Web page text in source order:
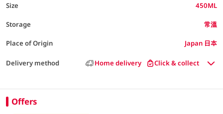
Size 450ML
Storage 常溫
Place of Origin Japan 日本
Delivery method Home delivery Click & collect
Offers